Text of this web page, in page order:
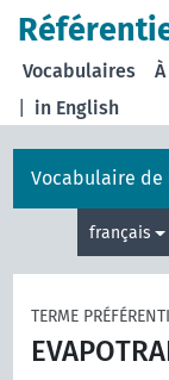
in English
Vocabulaires
Vocabulaire de
français
TERME